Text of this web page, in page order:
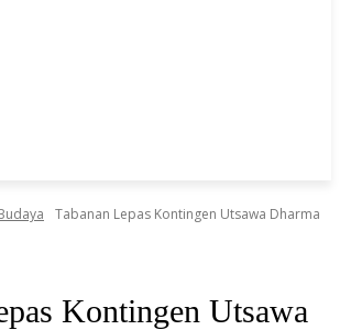
Tabanan Lepas Kontingen Utsawa Dharma
Kontingen Utsawa